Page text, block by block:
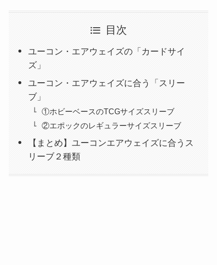
目次
ユーコン・エアウェイズの「カードサイ
ズ」
ユーコン・エアウェイズに合う「スリー
ブ」
①ホビーベースのTCGサイズスリーブ
②エポックのレギュラーサイズスリーブ
【まとめ】ユーコンエアウェイズに合うス
リーブ２種類